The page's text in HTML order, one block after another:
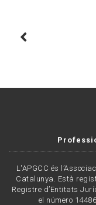
L'APGCC és
Catalunya. Està
Registre d’Entitats
el número